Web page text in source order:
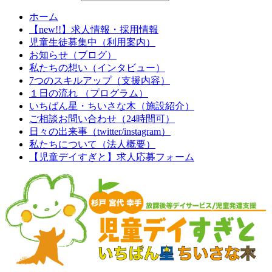
ホーム
【new!!】求人情報・採用情報
児童生徒募集中（利用案内）
お知らせ（ブログ）
私たちの想い（インタビュー）
7つのスキルアップ（支援内容）
１日の流れ （プログラム）
いちばん星・ちいさな木（施設紹介）
ご相談お問い合わせ（24時間可）
日々の出来事（twitter/instagram）
私たちについて（法人概要）
【児童デイすぎと】求人応募フォーム